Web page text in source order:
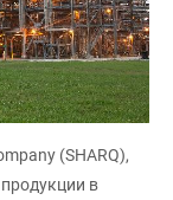
(SHARQ),
в